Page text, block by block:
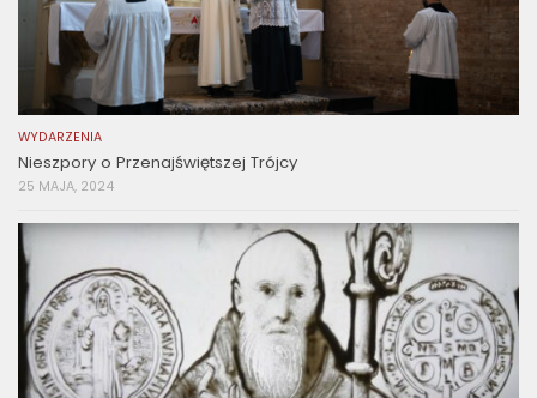
WYDARZENIA
Nieszpory o Przenajświętszej Trójcy
25 MAJA, 2024